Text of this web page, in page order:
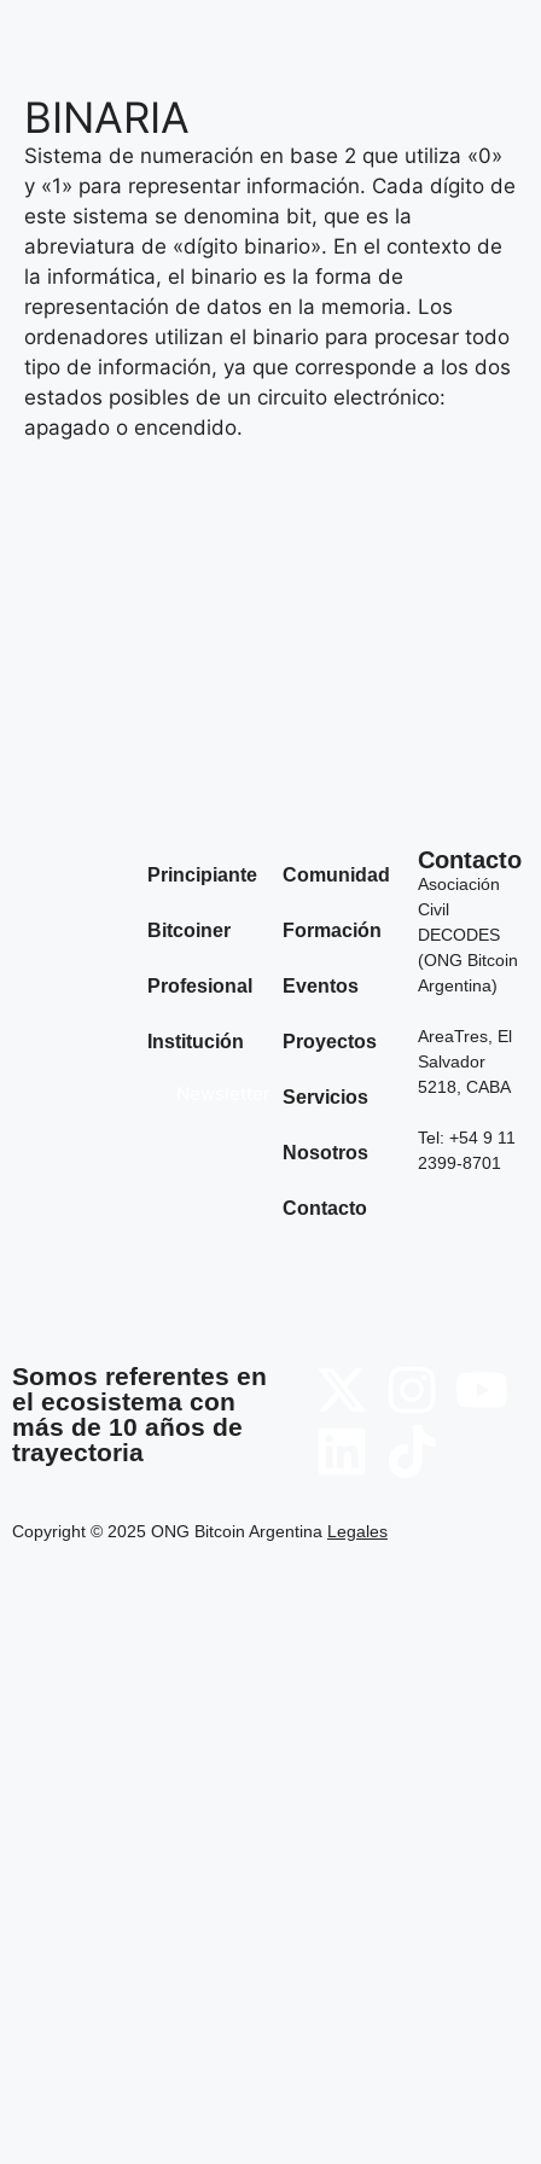
BINARIA
Sistema de numeración en base 2 que utiliza «0»
y «1» para representar información. Cada dígito de
este sistema se denomina bit, que es la
abreviatura de «dígito binario». En el contexto de
la informática, el binario es la forma de
representación de datos en la memoria. Los
ordenadores utilizan el binario para procesar todo
tipo de información, ya que corresponde a los dos
estados posibles de un circuito electrónico:
apagado o encendido.
Principiante
Bitcoiner
Profesional
Institución
Comunidad
Formación
Eventos
Proyectos
Servicios
Nosotros
Contacto
Contacto
Asociación
Civil
DECODES
(ONG Bitcoin
Argentina)
AreaTres, El
Salvador
5218, CABA
Tel: +54 9 11
2399-8701
Somos referentes en
el ecosistema con
más de 10 años de
trayectoria
Copyright © 2025 ONG Bitcoin Argentina Legales